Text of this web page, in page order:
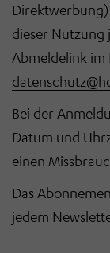
Direktwerbung)
dieser Nutzung
Abmeldelink im
Bei der
Datum und
einen
Das
jedem